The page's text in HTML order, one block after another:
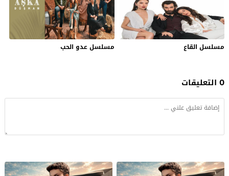
مسلسل القاع مسلسل عدو الحب
0 التعليقات